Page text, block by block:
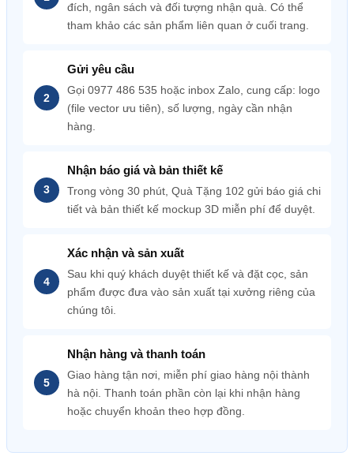
đích, ngân sách và đối tượng nhận quà. Có thể
tham khảo các sản phẩm liên quan ở cuối trang.
Gửi yêu cầu
Gọi 0977 486 535 hoặc inbox Zalo, cung cấp: logo
(file vector ưu tiên), số lượng, ngày cần nhận
hàng.
Nhận báo giá và bản thiết kế
Trong vòng 30 phút, Quà Tặng 102 gửi báo giá chi
tiết và bản thiết kế mockup 3D miễn phí để duyệt.
Xác nhận và sản xuất
Sau khi quý khách duyệt thiết kế và đặt cọc, sản
phẩm được đưa vào sản xuất tại xưởng riêng của
chúng tôi.
Nhận hàng và thanh toán
Giao hàng tận nơi, miễn phí giao hàng nội thành
hà nội. Thanh toán phần còn lại khi nhận hàng
hoặc chuyển khoản theo hợp đồng.